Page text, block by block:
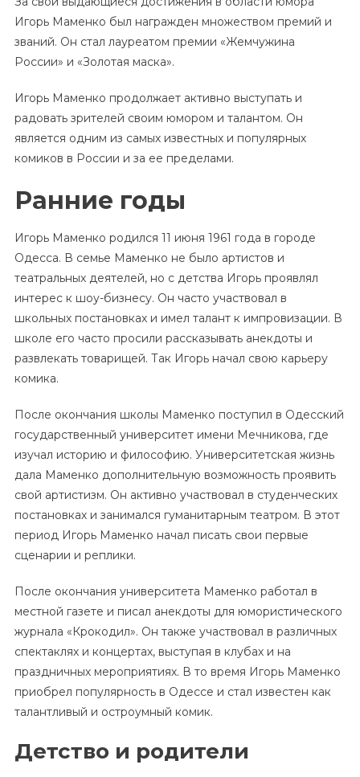
Игорь Маменко был награжден множеством премий и
званий. Он стал лауреатом премии «Жемчужина
России» и «Золотая маска».
Игорь Маменко продолжает активно выступать и
радовать зрителей своим юмором и талантом. Он
является одним из самых известных и популярных
комиков в России и за ее пределами.
Ранние годы
Игорь Маменко родился 11 июня 1961 года в городе
Одесса. В семье Маменко не было артистов и
театральных деятелей, но с детства Игорь проявлял
интерес к шоу-бизнесу. Он часто участвовал в
школьных постановках и имел талант к импровизации. В
школе его часто просили рассказывать анекдоты и
развлекать товарищей. Так Игорь начал свою карьеру
комика.
После окончания школы Маменко поступил в Одесский
государственный университет имени Мечникова, где
изучал историю и философию. Университетская жизнь
дала Маменко дополнительную возможность проявить
свой артистизм. Он активно участвовал в студенческих
постановках и занимался гуманитарным театром. В этот
период Игорь Маменко начал писать свои первые
сценарии и реплики.
После окончания университета Маменко работал в
местной газете и писал анекдоты для юмористического
журнала «Крокодил». Он также участвовал в различных
спектаклях и концертах, выступая в клубах и на
праздничных мероприятиях. В то время Игорь Маменко
приобрел популярность в Одессе и стал известен как
талантливый и остроумный комик.
Детство и родители